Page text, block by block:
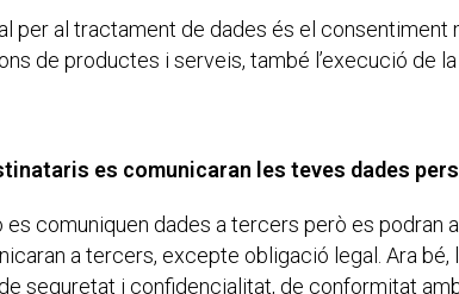
per al tractament de dades és el
de productes i serveis, també l’execució de la
es comunicaran les teves dades
es comuniquen dades a tercers però es podran
a tercers, excepte obligació legal. Ara
seguretat i confidencialitat, de conformitat